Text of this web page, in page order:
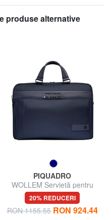
produse alternative
PIQUADRO
WOLLEM Servietă pentru
laptop și iPad Pro de 12,9"
20% REDUCERI
RON 1155.55 RON 924.44